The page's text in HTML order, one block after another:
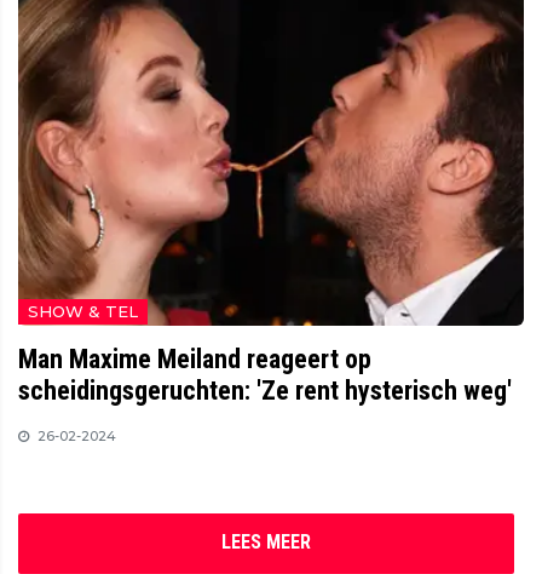
SHOW & TEL
Man Maxime Meiland reageert op
scheidingsgeruchten: 'Ze rent hysterisch weg'
26-02-2024
LEES MEER